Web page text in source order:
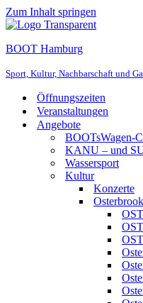
Zum Inhalt springen
BOOT Hamburg
Sport, Kultur, Nachbarschaft und
Öffnungszeiten
Veranstaltungen
Angebote
BOOTsWagen-
KANU – und
Wassersport
Kultur
Konzerte